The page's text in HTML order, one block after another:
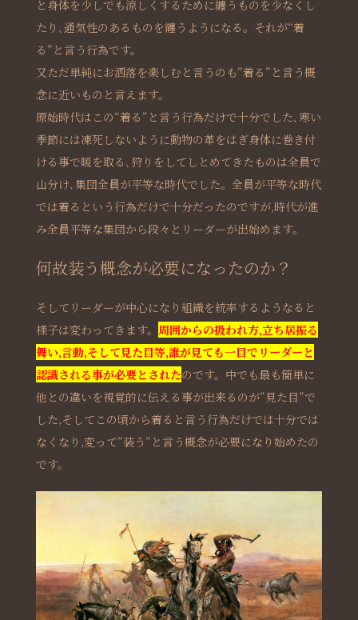
と身体を少しでも涼しくするために纏うものを少なくし
たり､通気性のあるものを纏うようになる。それが“着
る”と言う行為です。
又ただ単純にお洒落を楽しむと言うのも”着る”と言う概
念に近いものと言えます。
原始時代はこの“着る”と言う行為だけで十分でした､寒い
季節には凍死しないように動物の革をはぎ身体に巻き付
ける事で暖を取る､狩りをしてしとめてきたものは全員で
山分け､集団全員が平等な時代でした。全員が平等な時代
では着るという行為だけで十分だったのですが,時代が進
み全員平等な集団から段々とリーダーが出始めます。
何故装う概念が必要になったのか？
そしてリーダーが中心になり組織を統率するようなると
様子は変わってきます。 周囲からの扱われ方,立ち居振る
舞い,言動,そして見た目等,誰が見ても一目でリーダーと
認識される事が必要とされたのです。中でも最も簡単に
他との違いを視覚的に伝える事が出来るのが”見た目”で
した,そしてこの頃から着ると言う行為だけでは十分では
なくなり,変って”装う”と言う概念が必要になり始めたの
です。